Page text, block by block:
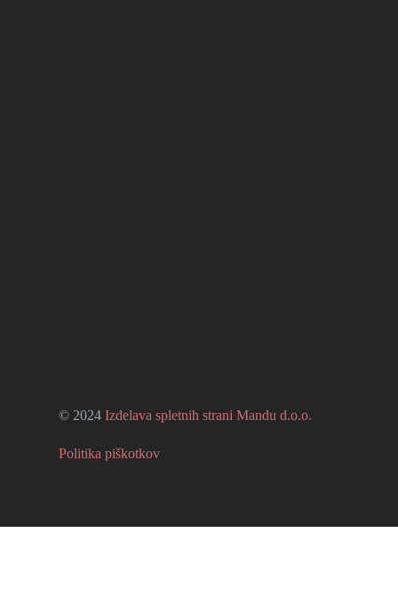
© 2024 Izdelava spletnih strani Mandu d.o.o.
Politika piškotkov